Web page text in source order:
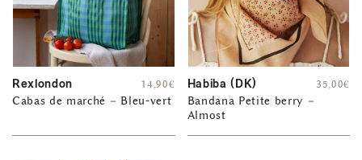
Rexlondon
Cabas de marché – Bleu-vert
14,90€ Habiba (DK)
Bandana Petite berry –
Almost
35,00€